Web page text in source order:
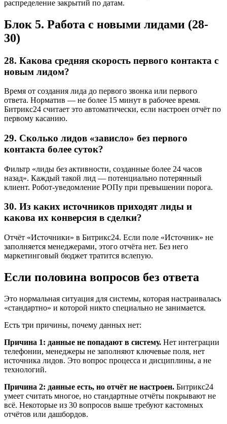
распределение закрытий по датам.
Блок 5. Работа с новыми лидами (28-
30)
28. Какова средняя скорость первого контакта с
новым лидом?
Время от создания лида до первого звонка или первого
ответа. Норматив — не более 15 минут в рабочее время.
Битрикс24 считает это автоматически, если настроен отчёт по
первому касанию.
29. Сколько лидов «зависло» без первого
контакта более суток?
Фильтр «лиды без активности, созданные более 24 часов
назад». Каждый такой лид — потенциально потерянный
клиент. Робот-уведомление РОПу при превышении порога.
30. Из каких источников приходят лиды и
какова их конверсия в сделки?
Отчёт «Источники» в Битрикс24. Если поле «Источник» не
заполняется менеджерами, этого отчёта нет. Без него
маркетинговый бюджет тратится вслепую.
Если половина вопросов без ответа
Это нормальная ситуация для системы, которая настраивалась
«стандартно» и которой никто специально не занимается.
Есть три причины, почему данных нет:
Причина 1: данные не попадают в систему. Нет интеграции
телефонии, менеджеры не заполняют ключевые поля, нет
источника лидов. Это вопрос процесса и дисциплины, а не
технологий.
Причина 2: данные есть, но отчёт не настроен. Битрикс24
умеет считать многое, но стандартные отчёты покрывают не
всё. Некоторые из 30 вопросов выше требуют кастомных
отчётов или дашбордов.